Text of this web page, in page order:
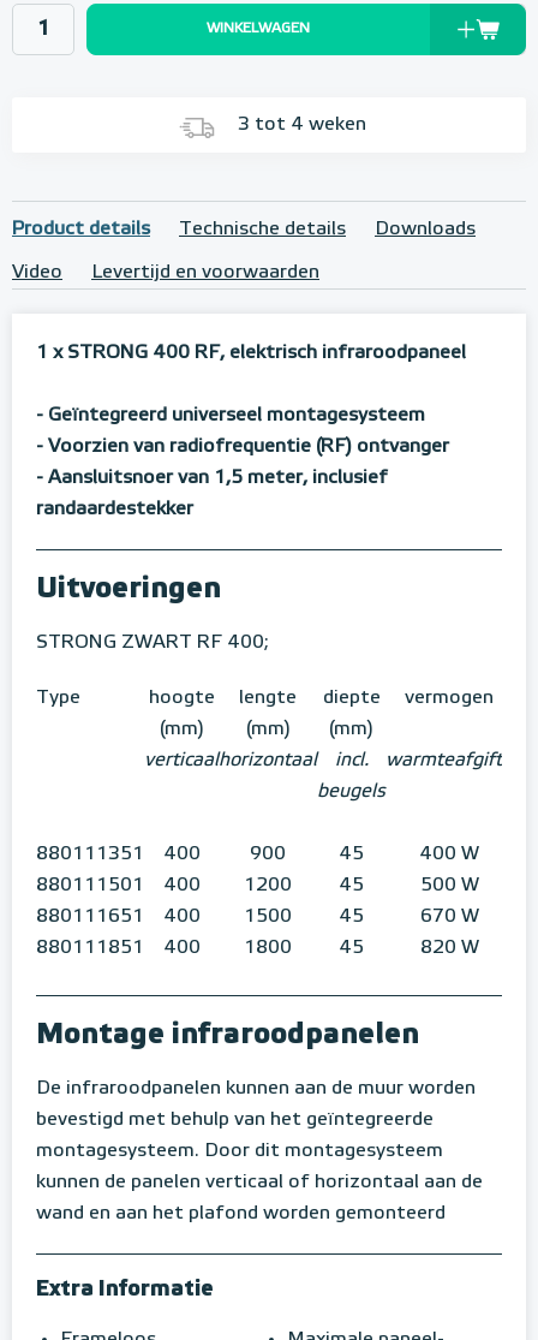
WINKELWAGEN
3 tot 4 weken
Product details Technische details Downloads
Video Levertijd en voorwaarden
1 x STRONG 400 RF, elektrisch infraroodpaneel
- Geïntegreerd universeel montagesysteem
- Voorzien van radiofrequentie (RF) ontvanger
- Aansluitsnoer van 1,5 meter, inclusief
randaardestekker
Uitvoeringen
STRONG ZWART RF 400;
Type
hoogte
(mm)
lengte
(mm)
diepte
(mm)
vermogen
verticaalhorizontaal
incl.
beugels
warmteafgifte
880111351 400 900 45
400 W
880111501
400 1200 45
500 W
880111651
400 1500 45
670 W
880111851
400 1800 45 820 W
Montage infraroodpanelen
De infraroodpanelen kunnen aan de muur worden
bevestigd met behulp van het geïntegreerde
montagesysteem. Door dit montagesysteem
kunnen de panelen verticaal of horizontaal aan de
wand en aan het plafond worden gemonteerd
Extra Informatie